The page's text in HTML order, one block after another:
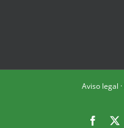
Aviso legal ·